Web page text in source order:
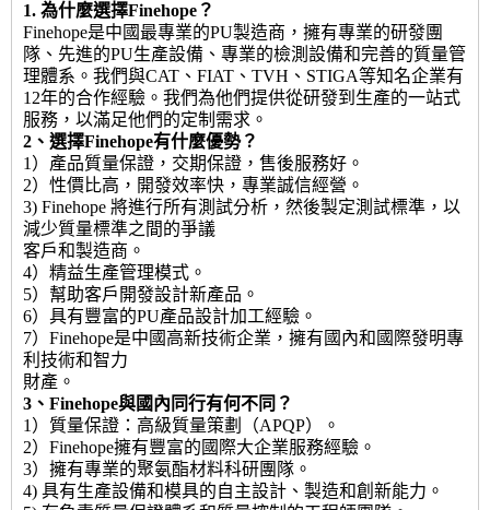
1. 為什麼選擇Finehope？
Finehope是中國最專業的PU製造商，擁有專業的研發團
隊、先進的PU生產設備、專業的檢測設備和完善的質量管
理體系。我們與CAT、FIAT、TVH、STIGA等知名企業有
12年的合作經驗。我們為他們提供從研發到生產的一站式
服務，以滿足他們的定制需求。
2、選擇Finehope有什麼優勢？
1）產品質量保證，交期保證，售後服務好。
2）性價比高，開發效率快，專業誠信經營。
3) Finehope 將進行所有測試分析，然後製定測試標準，以
減少質量標準之間的爭議
客戶和製造商。
4）精益生產管理模式。
5）幫助客戶開發設計新產品。
6）具有豐富的PU產品設計加工經驗。
7）Finehope是中國高新技術企業，擁有國內和國際發明專
利技術和智力
財產。
3、Finehope與國內同行有何不同？
1）質量保證：高級質量策劃（APQP）。
2）Finehope擁有豐富的國際大企業服務經驗。
3）擁有專業的聚氨酯材料科研團隊。
4) 具有生產設備和模具的自主設計、製造和創新能力。